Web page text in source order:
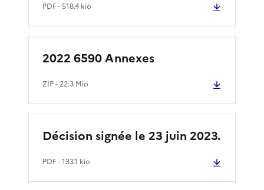
PDF- 518.4 kio
2022 6590 Annexes
ZIP- 22.3 Mio
Décision signée le 23 juin 2023.
PDF- 133.1 kio